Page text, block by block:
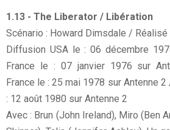
1.13 - The Liberator / Libération
Scénario : Howard Dimsdale / Réalisé
Diffusion USA le : 06 décembre
France le : 07 janvier 1976 sur
France le : 25 mai 1978 sur Antenne
: 12 août 1980 sur Antenne 2
Avec : Brun (John Ireland), Miro (Ben